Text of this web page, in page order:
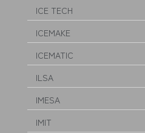
ICE TECH
ICEMAKE
ICEMATIC
ILSA
IMESA
IMIT